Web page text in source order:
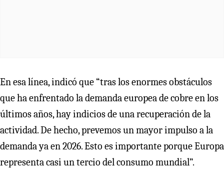
En esa línea, indicó que “tras los enormes obstáculos
que ha enfrentado la demanda europea de cobre en los
últimos años, hay indicios de una recuperación de la
actividad. De hecho, prevemos un mayor impulso a la
demanda ya en 2026. Esto es importante porque Europa
representa casi un tercio del consumo mundial”.